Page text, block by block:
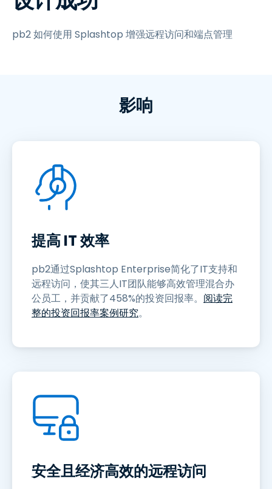
pb2 如何使用 Splashtop 增强远程访问和端点管理
影响
提高 IT 效率
pb2通过Splashtop Enterprise简化了IT支持和
远程访问，使其三人IT团队能够高效管理混合办
公员工，并贡献了458%的投资回报率。 阅读完
整的投资回报率案例研究。
安全且经济高效的远程访问